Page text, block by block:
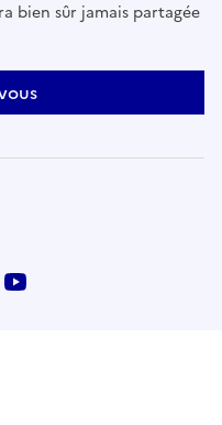
bien sûr jamais partagée